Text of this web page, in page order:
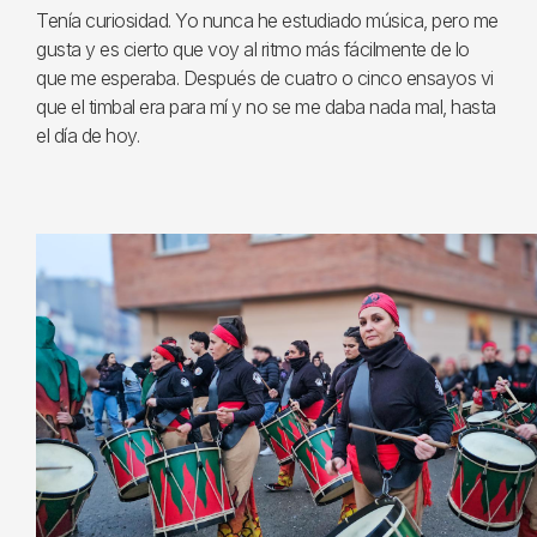
Tenía curiosidad. Yo nunca he estudiado música, pero me
gusta y es cierto que voy al ritmo más fácilmente de lo
que me esperaba. Después de cuatro o cinco ensayos vi
que el timbal era para mí y no se me daba nada mal, hasta
el día de hoy.